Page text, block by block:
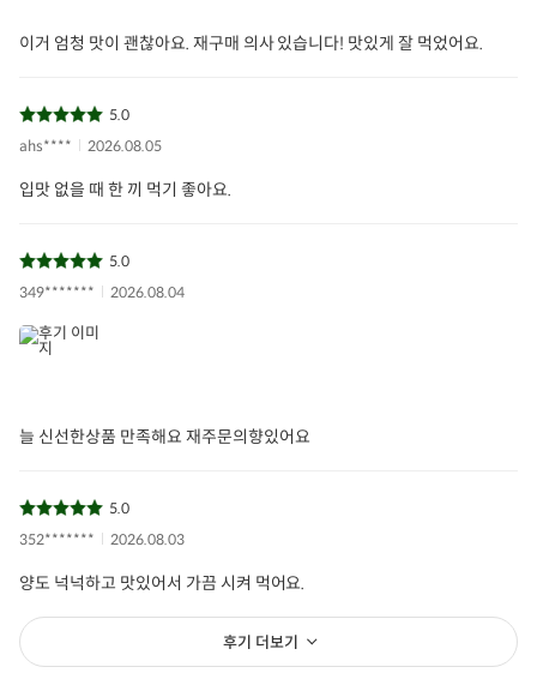
이거 엄청 맛이 괜찮아요. 재구매 의사 있습니다! 맛있게 잘 먹었어요.
5.0
ahs****
2026.08.05
입맛 없을 때 한 끼 먹기 좋아요.
5.0
349*******
2026.08.04
늘 신선한상품 만족해요 재주문의향있어요
5.0
352*******
2026.08.03
양도 넉넉하고 맛있어서 가끔 시켜 먹어요.
후기 더보기